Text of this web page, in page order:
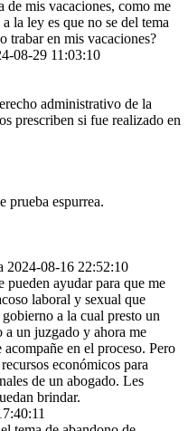
de mis vacaciones, como me
la ley es que no se del tema
trabar en mis vacaciones?
08-29 11:03:10
administrativo de la
prescriben si fue realizado en
prueba espurrea.
2024-08-16 22:52:10
pueden ayudar para que me
laboral y sexual que
a la cual presto un
un juzgado y ahora me
en el proceso. Pero
económicos para
de un abogado. Les
brindar.